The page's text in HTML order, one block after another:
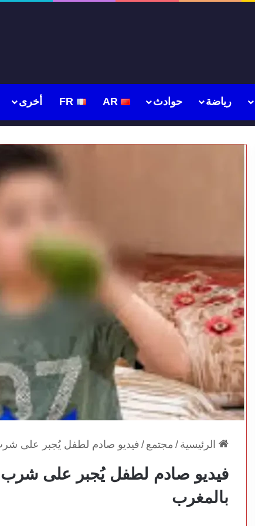
رياضة حوادث AR
FR أخرى
الرئيسية / مجتمع / فيديو صادم لطفل يُجبر على
فيديو صادم لطفل يُجبر على شرب
بالمغرب